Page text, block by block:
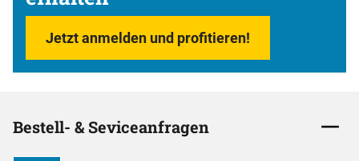
Jetzt anmelden und profitieren!
Bestell- & Seviceanfragen